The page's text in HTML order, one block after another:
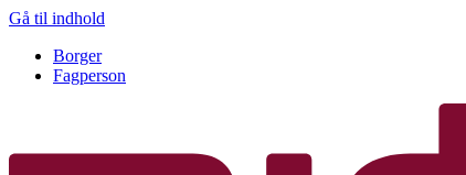
Gå til indhold
Borger
Fagperson